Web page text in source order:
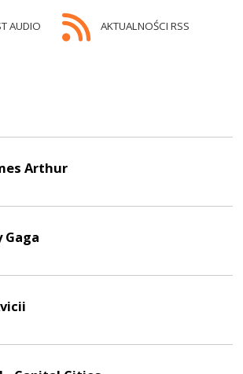
AUDIO AKTUALNOŚCI RSS
Arthur
Gaga